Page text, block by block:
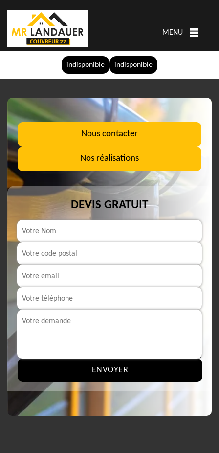
indisponible indisponible
MENU
Nous contacter
Nos réalisations
DEVIS GRATUIT